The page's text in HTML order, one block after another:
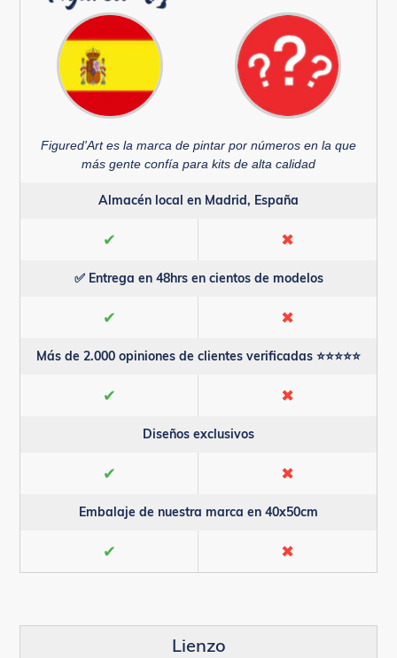
Figured'Art es la marca de pintar por números en la que
más gente confía para kits de alta calidad
Almacén local en Madrid, España
✔ ✖
✅ Entrega en 48hrs en cientos de modelos
✔ ✖
Más de 2.000 opiniones de clientes verificadas ⭐⭐⭐⭐⭐
✔ ✖
Diseños exclusivos
✔ ✖
Embalaje de nuestra marca en 40x50cm
✔ ✖
Lienzo